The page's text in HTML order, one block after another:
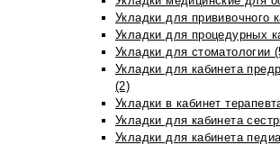
Укладки для прививочного
Укладки для процедурных
Укладки для стоматологии
Укладки для кабинета
(2)
Укладки в кабинет
Укладки для кабинета
Укладки для кабинета